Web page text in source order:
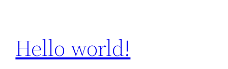
Hello world!